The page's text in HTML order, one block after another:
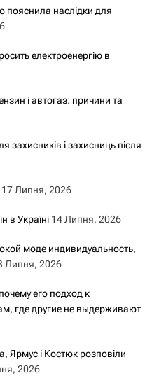
пояснила наслідки для
електроенергію в
і автогаз: причини та
захисників і захисниць після
17 Липня, 2026
в Україні 14 Липня, 2026
моде индивидуальность,
Липня, 2026
его подход к
где другие не выдерживают
Ярмус і Костюк розповіли
2026